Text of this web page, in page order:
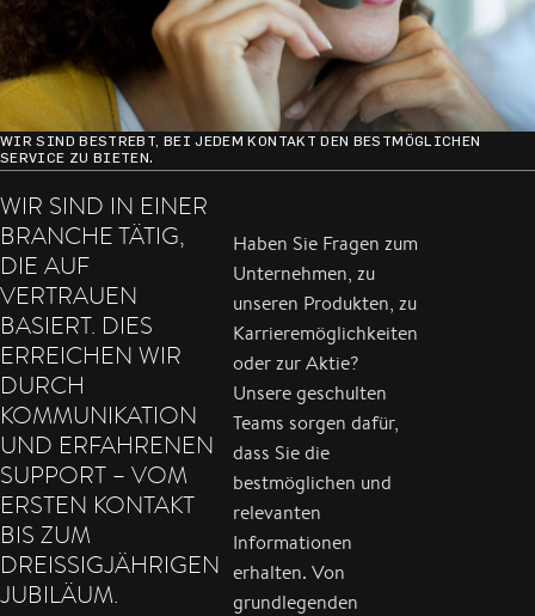
Wenn Sie uns anrufen, landen Sie nicht in
einem endlosen Telefonmenü – und auch nicht
bei Siri oder Alexa. Ihre E-Mail verschwindet
bei uns nicht in einem anonymen Posteingang,
wo sie unbeachtet bleibt.
Bei FACC nehmen wir uns persönlich Zeit für
Ihr Anliegen. Wir bieten Ihnen den Service, den
wir uns selbst wünschen würden: direkt,
engagiert und auf Augenhöhe.
WIR SIND BESTREBT, BEI JEDEM KONTAKT DEN BESTMÖGLICHEN
SERVICE ZU BIETEN.
WIR SIND IN EINER
BRANCHE TÄTIG,
DIE AUF
VERTRAUEN
BASIERT. DIES
ERREICHEN WIR
DURCH
KOMMUNIKATION
UND ERFAHRENEN
SUPPORT – VOM
ERSTEN KONTAKT
BIS ZUM
DREISSIGJÄHRIGEN J
UBILÄUM.
Haben Sie Fragen zum
Unternehmen, zu
unseren Produkten, zu
Karrieremöglichkeiten
oder zur Aktie?
Unsere geschulten
Teams sorgen dafür,
dass Sie die
bestmöglichen und
relevanten
Informationen
erhalten. Von
grundlegenden